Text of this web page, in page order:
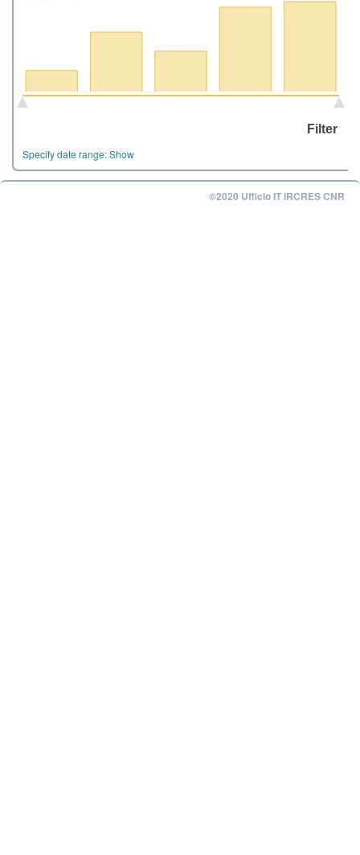
Specify date range:Show
©2020 Ufficio IT IRCRES CNR